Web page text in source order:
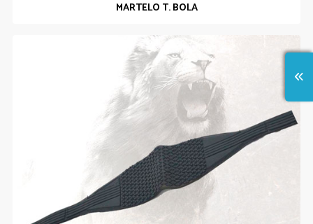
MARTELO T. BOLA